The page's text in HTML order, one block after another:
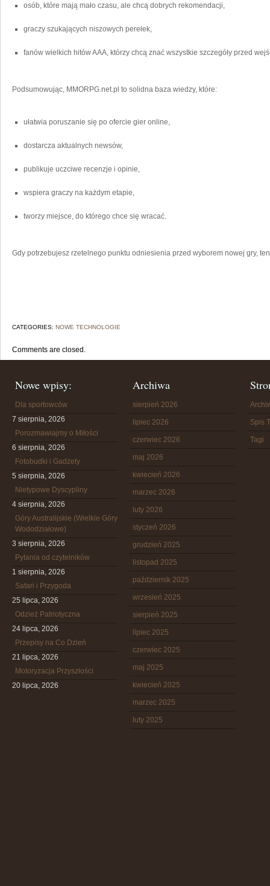
osób, które mają mało czasu, ale chcą dobrych rekomendacji,
graczy szukających niszowych perełek,
fanów wielkich hitów AAA, którzy chcą znać wszystkie szczegóły przed
Podsumowując, MMORPG.net.pl to solidna baza wiedzy, które:
ułatwia poruszanie się po ofercie gier online,
dostarcza aktualnych newsów,
publikuje uczciwe recenzje i opinie,
wspiera graczy na każdym etapie,
tworzy miejsce, do którego chce się wracać.
Gdy potrzebujesz rzetelnego punktu odniesienia przed wyborem nowej gry,
CATEGORIES: NOWE TECHNOLOGIE
Comments are closed.
Nowe wpisy:
Dla sportowców
7 sierpnia, 2026
Porozmawiajmy o Miłości
6 sierpnia, 2026
Fotobudki i Gadżety
5 sierpnia, 2026
Nietypowe Dyscypliny
4 sierpnia, 2026
Góry Australijskie (Wielkie Góry
Wododziałowe)
3 sierpnia, 2026
Pytania od czytelników
1 sierpnia, 2026
Safari i Przygoda
25 lipca, 2026
Odzież Patriotyczna
24 lipca, 2026
Przepisy na Co Dzień
21 lipca, 2026
Motoryzacja Przyszłości
20 lipca, 2026
Archiwa
sierpień 2026
lipiec 2026
czerwiec 2026
maj 2026
kwiecień 2026
marzec 2026
luty 2026
styczeń 2026
grudzień 2025
listopad 2025
październik 2025
wrzesień 2025
sierpień 2025
lipiec 2025
czerwiec 2025
maj 2025
kwiecień 2025
marzec 2025
luty 2025
Spis
Tagi